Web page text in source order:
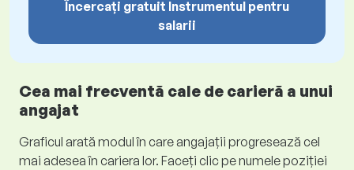
Încercați gratuit Instrumentul pentru
salarii
Cea mai frecventă cale de carieră a unui
angajat
Graficul arată modul în care angajații progresează cel
mai adesea în cariera lor. Faceți clic pe numele poziției